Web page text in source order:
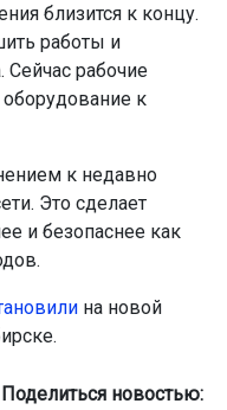
близится к концу.
работы и
Сейчас рабочие
к
к недавно
Это сделает
и безопаснее как
на новой
Поделиться новостью: